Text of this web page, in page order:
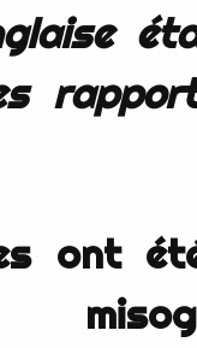
ont